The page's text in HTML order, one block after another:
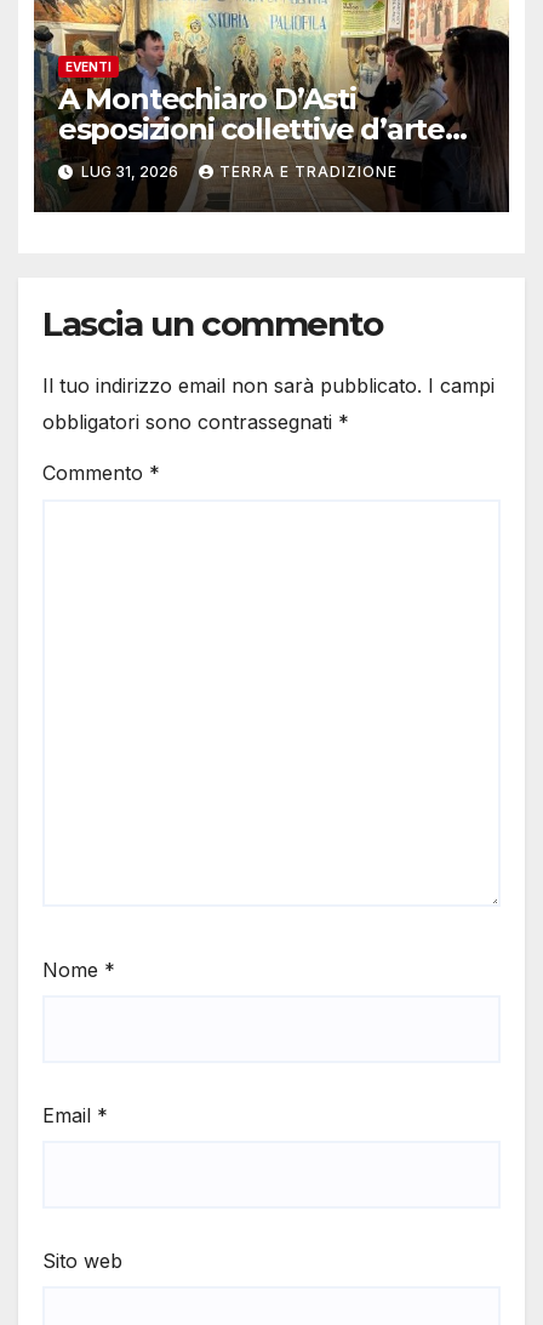
EVENTI
A Montechiaro D’Asti
esposizioni collettive d’arte
contemporanea
LUG 31, 2026 TERRA E TRADIZIONE
Lascia un commento
Il tuo indirizzo email non sarà pubblicato. I campi
obbligatori sono contrassegnati *
Commento *
Nome *
Email *
Sito web